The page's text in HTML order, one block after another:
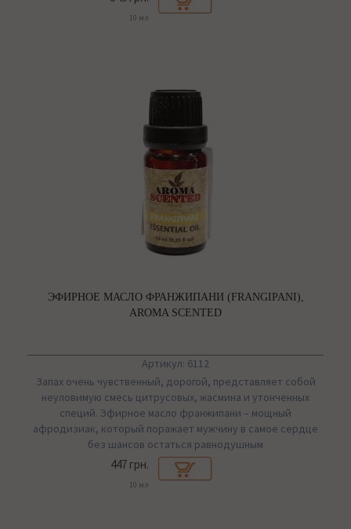
10 мл
ЭФИРНОЕ МАСЛО ФРАНЖИПАНИ (FRANGIPANI),
AROMA SCENTED
Артикул: 6112
Запах очень чувственный, дорогой, представляет собой
неуловимую смесь цитрусовых, жасмина и утонченных
специй. Эфирное масло франжипани – мощный
афродизиак, который поражает мужчину в самое сердце
без шансов остаться равнодушным
447 грн.
10 мл